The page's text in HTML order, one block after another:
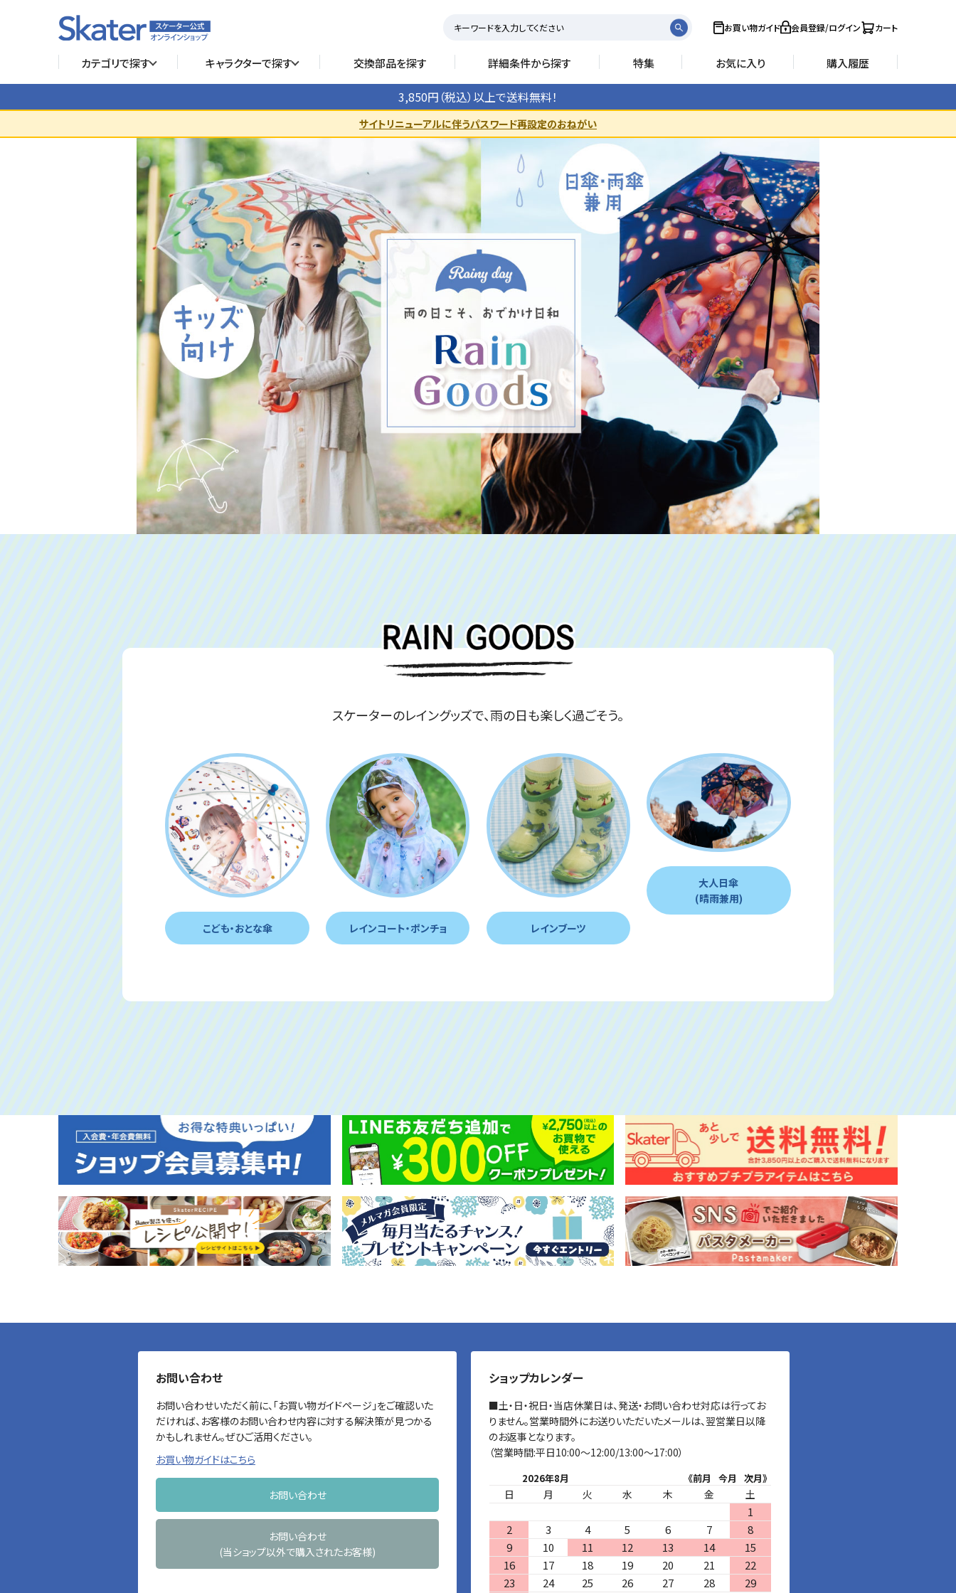
お買い物ガイド 会員登録/ログイン カート
カテゴリで探す キャラクターで探す 交換部品を探す 詳細条件から探す 特集 お気に入り 購入履歴
3,850円（税込）以上で送料無料！
サイトリニューアルに伴うパスワード再設定のおねがい
スケーターのレイングッズで、雨の日も楽しく過ごそう。
こども・おとな傘 レインコート・ポンチョ レインブーツ
大人日傘
(晴雨兼用)
お問い合わせ
お問い合わせいただく前に、「お買い物ガイドページ」をご確認いた
だければ、お客様のお問い合わせ内容に対する解決策が見つかる
かもしれません。ぜひご活用ください。
お買い物ガイドはこちら
お問い合わせ
お問い合わせ
(当ショップ以外で購入されたお客様)
ショップカレンダー
■土・日・祝日・当店休業日は、発送・お問い合わせ対応は行ってお
りません。営業時間外にお送りいただいたメールは、翌営業日以降
のお返事となります。
（営業時間:平日10:00～12:00/13:00～17:00）
2026年8月 《前月 今月 次月》
日 月 火 水 木 金 土
1
2
3 4 5 6 7
8
9
10 11 12 13 14
15
16
17 18 19 20 21
22
23
24 25 26 27 28
29